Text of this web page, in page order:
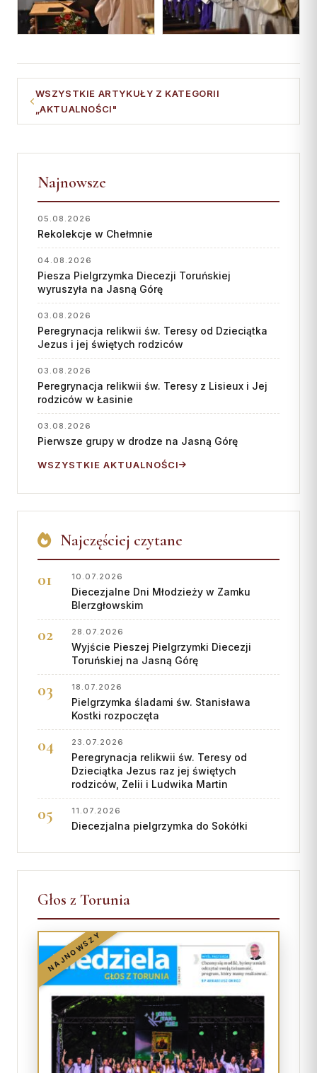
WSZYSTKIE ARTYKUŁY Z KATEGORII
„AKTUALNOŚCI"
Najnowsze
05.08.2026
Rekolekcje w Chełmnie
04.08.2026
Piesza Pielgrzymka Diecezji Toruńskiej
wyruszyła na Jasną Górę
03.08.2026
Peregrynacja relikwii św. Teresy od Dzieciątka
Jezus i jej świętych rodziców
03.08.2026
Peregrynacja relikwii św. Teresy z Lisieux i Jej
rodziców w Łasinie
03.08.2026
Pierwsze grupy w drodze na Jasną Górę
WSZYSTKIE AKTUALNOŚCI
Najczęściej czytane
10.07.2026
Diecezjalne Dni Młodzieży w Zamku
BIerzgłowskim
28.07.2026
Wyjście Pieszej Pielgrzymki Diecezji
Toruńskiej na Jasną Górę
18.07.2026
Pielgrzymka śladami św. Stanisława
Kostki rozpoczęta
23.07.2026
Peregrynacja relikwii św. Teresy od
Dzieciątka Jezus raz jej świętych
rodziców, Zelii i Ludwika Martin
11.07.2026
Diecezjalna pielgrzymka do Sokółki
Głos z Torunia
NAJNOWSZY